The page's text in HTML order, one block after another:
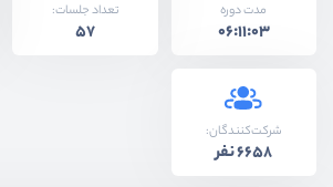
مدت دوره
06:11:03
تعداد جلسات:
57
شرکت‌کنندگان:
6658 نفر